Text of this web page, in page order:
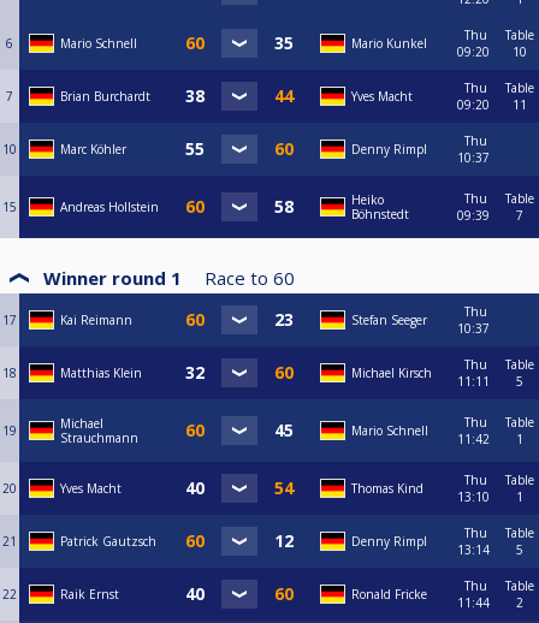
6 Mario Schnell Mario Kunkel
Thu
09:20
Table
10
7 Brian Burchardt Yves Macht
Thu
09:20
Table
11
10 Marc Köhler Denny Rimpl
Thu
10:37
15 Andreas Hollstein
Heiko
Böhnstedt
Thu
09:39
Table
7
Winner round 1 Race to 60
17 Kai Reimann Stefan Seeger
Thu
10:37
18 Matthias Klein Michael Kirsch
Thu
11:11
Table
5
19
Michael
Strauchmann
Mario Schnell
Thu
11:42
Table
1
20 Yves Macht Thomas Kind
Thu
13:10
Table
1
21 Patrick Gautzsch Denny Rimpl
Thu
13:14
Table
5
22 Raik Ernst Ronald Fricke
Thu
11:44
Table
2